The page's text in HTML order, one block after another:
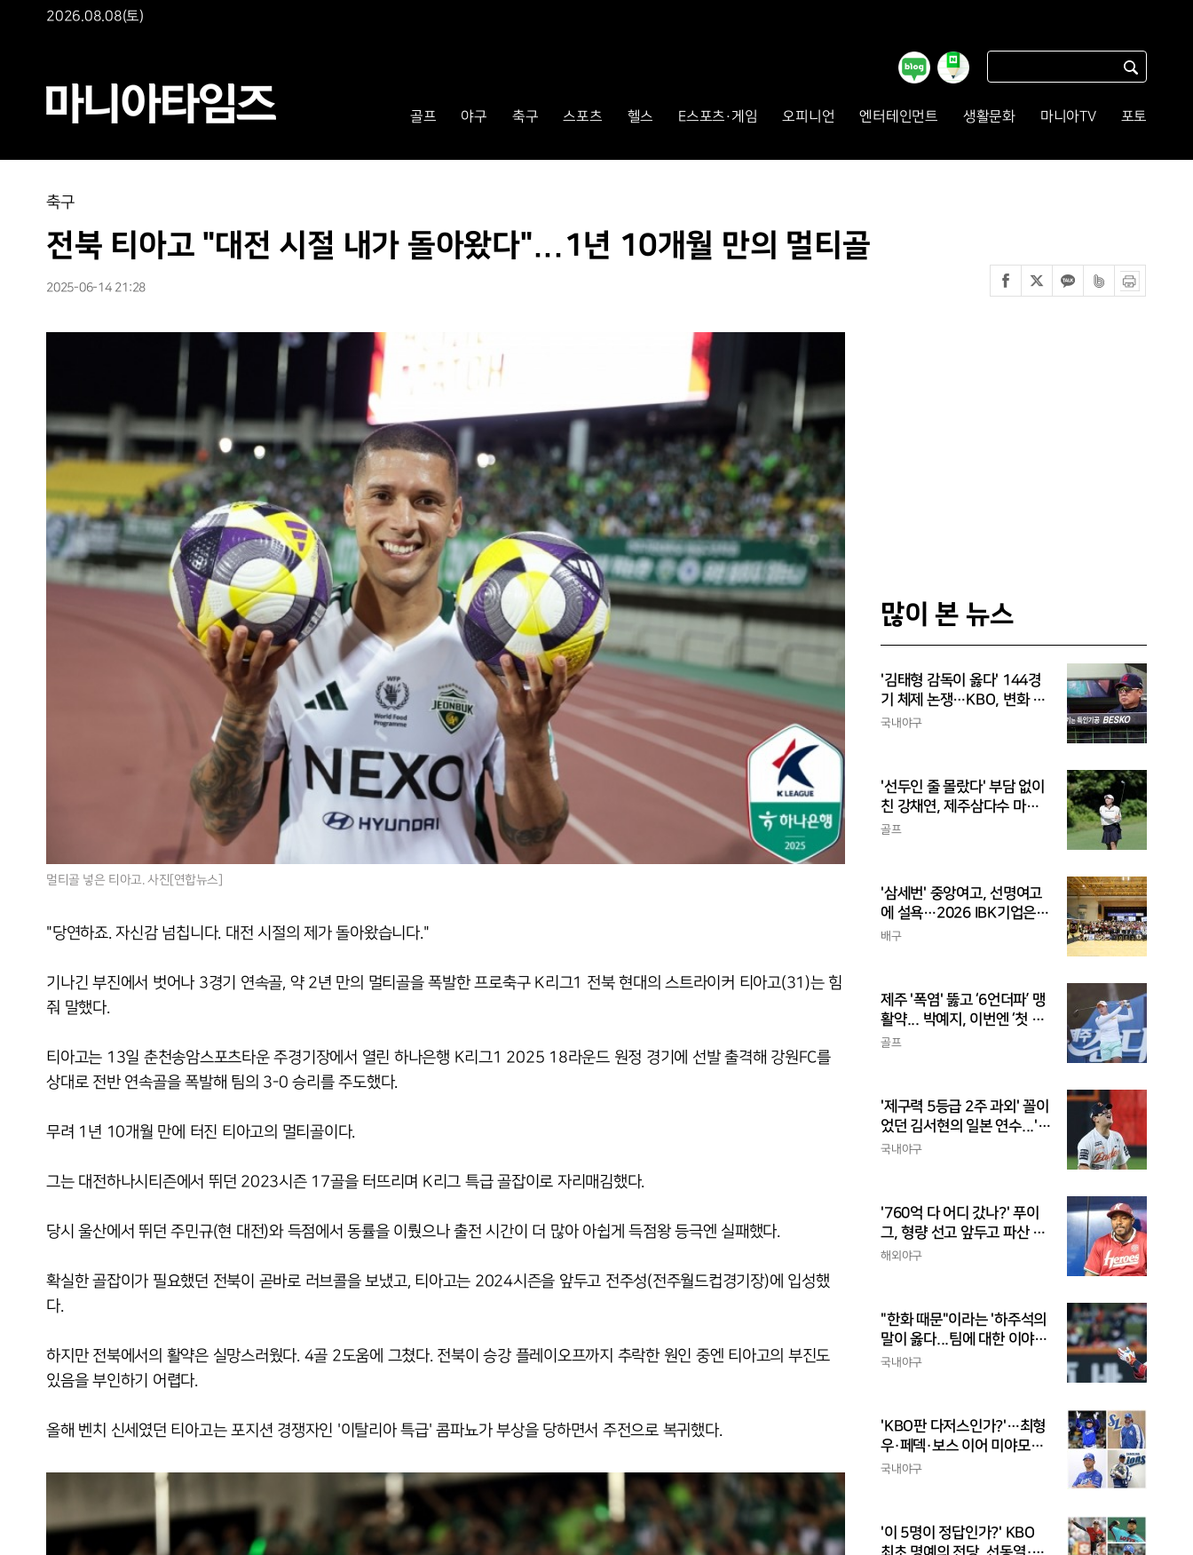
2026.08.08(토)
골프 야구 축구 스포츠 헬스 E스포츠·게임 오피니언 엔터테인먼트 생활문화 마니아TV 포토
축구
전북 티아고 "대전 시절 내가 돌아왔다"...1년 10개월 만의 멀티골
2025-06-14 21:28
멀티골 넣은 티아고. 사진[연합뉴스]
"당연하죠. 자신감 넘칩니다. 대전 시절의 제가 돌아왔습니다."
기나긴 부진에서 벗어나 3경기 연속골, 약 2년 만의 멀티골을 폭발한 프로축구 K리그1 전북 현대의 스트라이커 티아고(31)는 힘
줘 말했다.
티아고는 13일 춘천송암스포츠타운 주경기장에서 열린 하나은행 K리그1 2025 18라운드 원정 경기에 선발 출격해 강원FC를
상대로 전반 연속골을 폭발해 팀의 3-0 승리를 주도했다.
무려 1년 10개월 만에 터진 티아고의 멀티골이다.
그는 대전하나시티즌에서 뛰던 2023시즌 17골을 터뜨리며 K리그 특급 골잡이로 자리매김했다.
당시 울산에서 뛰던 주민규(현 대전)와 득점에서 동률을 이뤘으나 출전 시간이 더 많아 아쉽게 득점왕 등극엔 실패했다.
확실한 골잡이가 필요했던 전북이 곧바로 러브콜을 보냈고, 티아고는 2024시즌을 앞두고 전주성(전주월드컵경기장)에 입성했
다.
하지만 전북에서의 활약은 실망스러웠다. 4골 2도움에 그쳤다. 전북이 승강 플레이오프까지 추락한 원인 중엔 티아고의 부진도
있음을 부인하기 어렵다.
올해 벤치 신세였던 티아고는 포지션 경쟁자인 '이탈리아 특급' 콤파뇨가 부상을 당하면서 주전으로 복귀했다.
많이 본 뉴스
'김태형 감독이 옳다' 144경
기 체제 논쟁…KBO, 변화 고
민해야, 환경에 맞는 경기 수
국내야구
'선두인 줄 몰랐다' 부담 없이
친 강채연, 제주삼다수 마스
터스 2R 단독 선두
골프
'삼세번' 중앙여고, 선명여고
에 설욕…2026 IBK기업은행
배 전국중고배구대회 우승
배구
제주 '폭염' 뚫고 ‘6언더파’ 맹
활약... 박예지, 이번엔 ‘첫 우
승’ 가나
골프
'제구력 5등급 2주 과외' 꼴이
었던 김서현의 일본 연수...'종
합검진표'에 불과
국내야구
'760억 다 어디 갔나?' 푸이
그, 형량 선고 앞두고 파산 신
청
해외야구
"한화 때문"이라는 '하주석의
말이 옳다...팀에 대한 이야
기, 끝까지 안 하는 게 도리
국내야구
'KBO판 다저스인가?'…최형
우·페덱·보스 이어 미야모리
까지, 삼성의 '스펙 만렙' 승부
국내야구
'이 5명이 정답인가?' KBO